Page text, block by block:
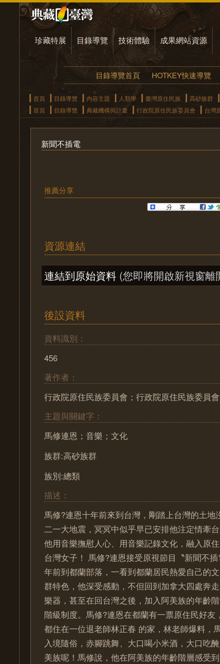
珍藏特展 目錄導覽 技術體驗 成果網站資源
目錄導覽首頁 HOTKEY快速導覽
首頁 目錄導覽 內容主題 人類學 臺灣原住民族
高砂族群
首頁
目錄導覽 典藏機構與計畫 行政院原住民族委員會 台灣
新聞不插電
推薦分享
資源連結
連結到原始資料 (您即將開啟新視窗離
後設資料
資料識別：
456
著作者：
行政院原住民族委員會；行政院原住民族委員
主題與關鍵字：
馬修連恩；音樂；文化
族群:高砂族群
族別:總類
描述：
馬修?連恩十年前來到台灣，剛踏上台灣的土地
二一大地震，冥冥中似乎早已安排他注定情牽
他用音樂撫慰人心、用音樂記錄文化，融入原
台灣女子！ 馬修?連恩接受原視節目〝新聞不
年前到都蘭部落，一看到都蘭居民熱愛自己的
群特色，他深受感動，不但回到加拿大四處奔
樂器，甚至在回台灣之後，加入阿美族的年齡
階級制度。馬修?連恩在都蘭有一票原住民好友
都住在一位退老師林正春 的家，林老師爆料，
入境隨俗，赤腳跳舞、大口喝小米酒，大口吃
美族呢！馬修說，他在阿美族的年齡階層感受